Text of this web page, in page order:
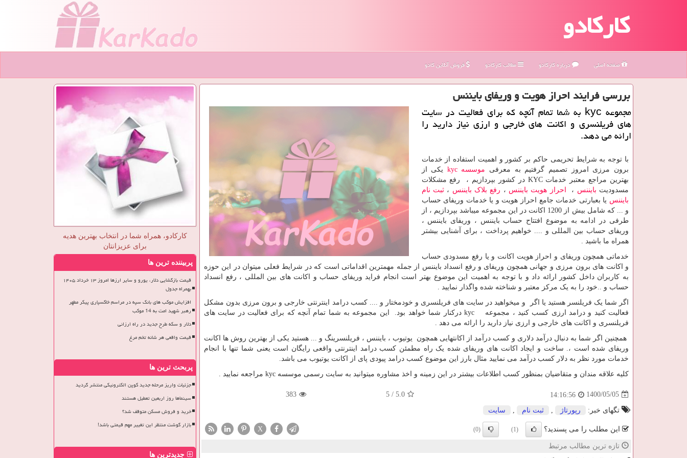
کارکادو
صفحه اصلی درباره كاركادو مطالب كاركادو فروش آنلاین کادو
بررسی فرایند احراز هویت و وریفای بایننس
مجموعه kyc به شما تمام آنچه كه برای فعالیت در سایت
های فریلنسری و اكانت های خارجی و ارزی نیاز دارید را
ارائه می دهد.
با توجه به شرایط تحریمی حاکم بر کشور و اهمیت استفاده از خدمات
برون مرزی امروز تصمیم گرفتیم به معرفی موسسه kyc یکی از
بهترین مراجع معتبر خدماتKYC در کشور بپردازیم ، رفع مشکلات
مسدودیت بایننس ، احراز هویت بایننس ، رفع بلاک بایننس ،ثبت نام
بایننس یا بعبارتی خدمات جامع احراز هویت و یا خدمات وریفای حساب
و ... که شامل بیش از 1200 اکانت در این مجموعه میباشد بپردازیم ، از
طرفی در ادامه به موضوع افتتاح حساب بایننس ، وریفای بایننس ،
وریفای حساب بین المللی و .... خواهیم پرداخت ، برای آشنایی بیشتر
همراه ما باشید .
خدماتی همچون وریفای و احراز هویت اکانت و یا رفع مسدودی حساب
و اکانت های برون مرزی و جهانی همچون وریفای و رفع انسداد بایننس از جمله مهمترین اقداماتی است که در شرایط فعلی میتوان در این حوزه
به کاربران داخل کشور ارائه داد و با توجه به اهمیت این موضوع بهتر است انجام فراید وریفای حساب و اکانت های بین المللی ، رفع انسداد
حساب و ..خود را به یک مرکز معتبر و شناخته شده واگذار نمایید .
اگر شما یک فریلنسر هستید یا اگر و میخواهید در سایت های فریلنسری و خودمختار و .... کسب درامد اینترنتی خارجی و برون مرزی بدون مشکل
فعالیت کنید و درامد ارزی کسب کنید ، مجموعهkyc درکنار شما خواهد بود. این مجموعه به شما تمام آنچه که برای فعالیت در سایت های
فریلنسری و اکانت های خارجی و ارزی نیاز دارید را ارائه می دهد .
همچنین اگر شما به دنبال درآمد دلاری و کسب درآمد از اکانتهایی همچون یوتیوب ، بایننس ، فریلنسرینگ و ... هستید یکی از بهترین روش ها اکانت
وریفای شده است ،. ساخت و ایجاد اکانت های وریفای شده یک راه مطمئن کسب درامد اینترنتی واقعی رایگان است یعنی شما تنها با انجام
خدمات مورد نظر به دلار کسب درآمد می نمایید مثال بارز این موضوع کسب درامد پیودی پای از اکانت یوتیوب می باشد.
کلیه علاقه مندان و متقاضیان بمنظور کسب اطلاعات بیشتر در این زمینه و اخذ مشاوره میتوانید به سایت رسمی موسسه kyc مراجعه نمایید .
1400/05/05
14:16:56
5.0
/
5
383
تگهای خبر: رپورتاژ ثبت نام سایت
این مطلب را می پسندید؟ (1)
(0)
X
تازه ترین مطالب مرتبط
کارکادو، همراه شما در انتخاب بهترین هدیه
برای عزیزانتان
پربیننده ترین ها
قیمت بازگشایی دلار، یورو و سایر ارزها امروز ۱۳ خرداد ۱۴۰۵
بهمراه جدول
افزایش موکب های بانک سپه در مراسم خاکسپاری پیکر مطهر
رهبر شهید امت به 14 موکب
دلار و سکه طرح جدید در راه ارزانی
قیمت واقعی هر شانه تخم مرغ
پربحث ترین ها
جزئیات واریز مرحله جدید کوپن الکترونیکی منتشر گردید
سینماها روز اربعین تعطیل هستند
خرید و فروش مسکن متوقف شد؟
بازار گوشت منتظر این تغییر مهم قیمتی باشد!
جدیدترین ها